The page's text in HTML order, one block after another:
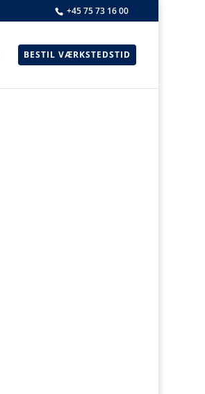
+45 75 73 16 00
BESTIL VÆRKSTEDSTID